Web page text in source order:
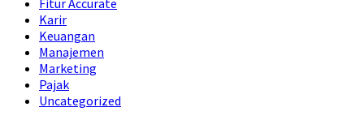
Fitur Accurate
Karir
Keuangan
Manajemen
Marketing
Pajak
Uncategorized